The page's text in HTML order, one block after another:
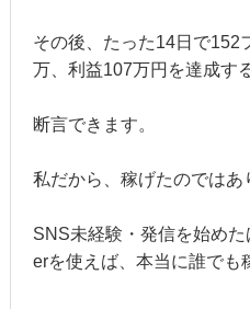
その後、たった14日で152
万、利益107万円を達成す
断言できます。
私だから、稼げたのではあ
SNS未経験・発信を始め
erを使えば、本当に誰でも